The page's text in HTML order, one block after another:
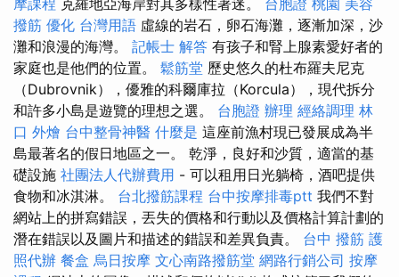
摩課程 克羅地亞海岸對其多樣性著迷。 台胞證 桃園 美容
撥筋 優化 台灣用語 虛線的岩石，卵石海灘，逐漸加深，沙
灘和浪漫的海灣。 記帳士 解答 有孩子和腎上腺素愛好者的
家庭也是他們的位置。 鬆筋堂 歷史悠久的杜布羅夫尼克
（Dubrovnik），優雅的科爾庫拉（Korcula），現代拆分
和許多小島是遊覽的理想之選。 台胞證 辦理 經絡調理 林
口 外燴 台中整骨神醫 什麼是 這座前漁村現已發展成為半
島最著名的假日地區之一。 乾淨，良好和沙質，適當的基
礎設施 社團法人代辦費用 - 可以租用日光躺椅，酒吧提供
食物和冰淇淋。 台北撥筋課程 台中按摩排毒ptt 我們不對
網站上的拼寫錯誤，丟失的價格和行動以及價格計算計劃的
潛在錯誤以及圖片和描述的錯誤和差異負責。 台中 撥筋 護
照代辦 餐盒 烏日按摩 文心南路撥筋堂 網路行銷公司 按摩